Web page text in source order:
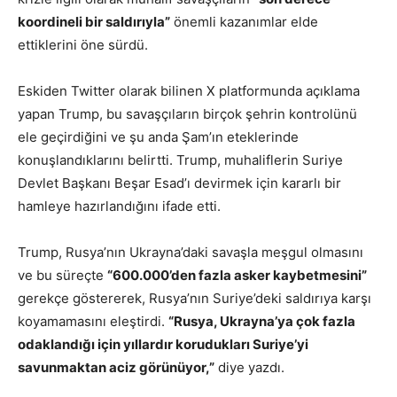
koordineli bir saldırıyla” önemli kazanımlar elde
ettiklerini öne sürdü.
Eskiden Twitter olarak bilinen X platformunda açıklama
yapan Trump, bu savaşçıların birçok şehrin kontrolünü
ele geçirdiğini ve şu anda Şam’ın eteklerinde
konuşlandıklarını belirtti. Trump, muhaliflerin Suriye
Devlet Başkanı Beşar Esad’ı devirmek için kararlı bir
hamleye hazırlandığını ifade etti.
Trump, Rusya’nın Ukrayna’daki savaşla meşgul olmasını
ve bu süreçte “600.000’den fazla asker kaybetmesini”
gerekçe göstererek, Rusya’nın Suriye’deki saldırıya karşı
koyamamasını eleştirdi. “Rusya, Ukrayna’ya çok fazla
odaklandığı için yıllardır korudukları Suriye’yi
savunmaktan aciz görünüyor,” diye yazdı.